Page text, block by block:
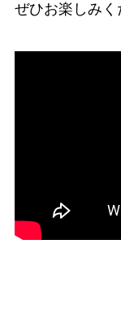
ぜひお楽しみく